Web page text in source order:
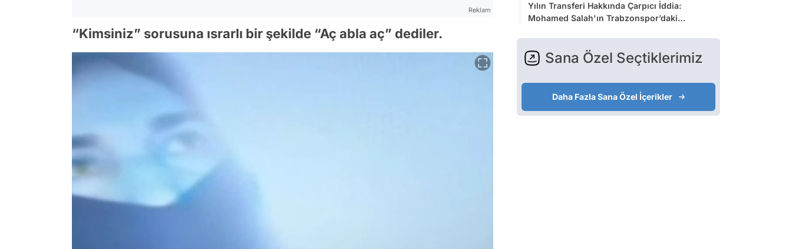
Reklam
“Kimsiniz” sorusuna ısrarlı bir şekilde “Aç abla aç” dediler.
Yılın Transferi Hakkında Çarpıcı İddia:
Mohamed Salah'ın Trabzonspor’daki
Sana Özel Seçtiklerimiz
Daha Fazla Sana Özel İçerikler